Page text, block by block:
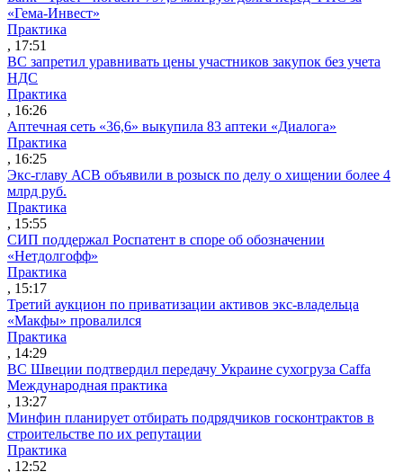
«Гема-Инвест»
Практика
, 17:51
ВС запретил уравнивать цены участников закупок без учета
НДС
Практика
, 16:26
Аптечная сеть «36,6» выкупила 83 аптеки «Диалога»
Практика
, 16:25
Экс-главу АСВ объявили в розыск по делу о хищении более 4
млрд руб.
Практика
, 15:55
СИП поддержал Роспатент в споре об обозначении
«Нетдолгофф»
Практика
, 15:17
Третий аукцион по приватизации активов экс-владельца
«Макфы» провалился
Практика
, 14:29
ВС Швеции подтвердил передачу Украине сухогруза Caffa
Международная практика
, 13:27
Минфин планирует отбирать подрядчиков госконтрактов в
строительстве по их репутации
Практика
, 12:52